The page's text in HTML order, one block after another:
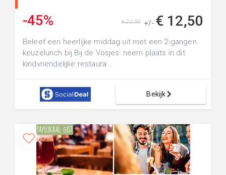
-45% +/- € 12,50
€ 22,35
Beleef een heerlijke middag uit met een 2-gangen
keuzelunch bij Bij de Vosjes: neem plaats in dit
kindvriendelijke restaura...
Bekijk